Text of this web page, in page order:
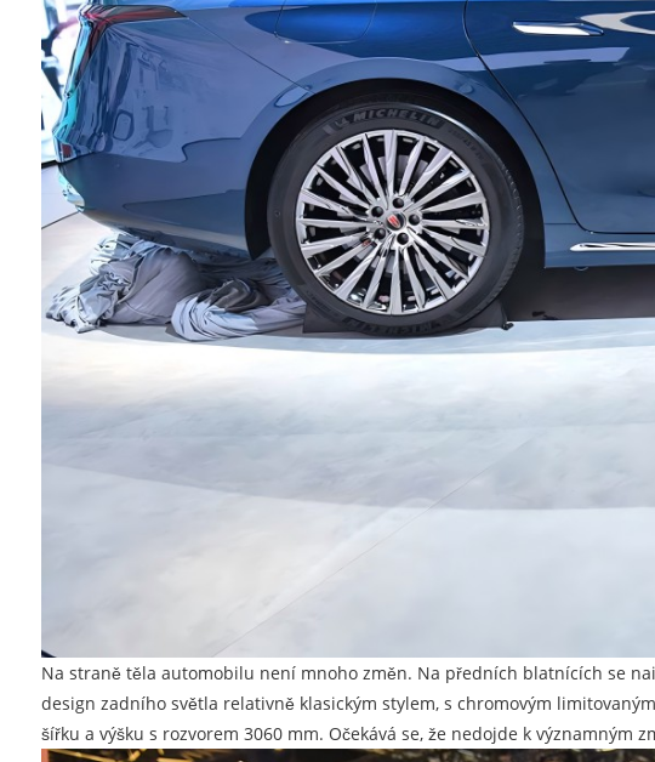
Na straně těla automobilu není mnoho změn. Na předních blatnících se
design zadního světla relativně klasickým stylem, s chromovým
šířku a výšku s rozvorem 3060 mm. Očekává se, že nedojde k významným